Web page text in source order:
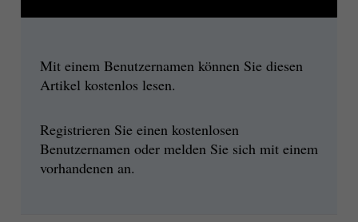
Mit einem Benutzernamen können Sie diesen
Artikel kostenlos lesen.
Registrieren Sie einen kostenlosen
Benutzernamen oder melden Sie sich mit einem
vorhandenen an.